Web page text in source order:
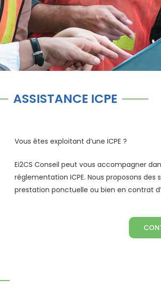
ASSISTANCE ICPE
Vous êtes exploitant d’une ICPE ?
Ei2CS Conseil peut vous accompagner
réglementation ICPE. Nous proposons
prestation ponctuelle ou bien en contrat